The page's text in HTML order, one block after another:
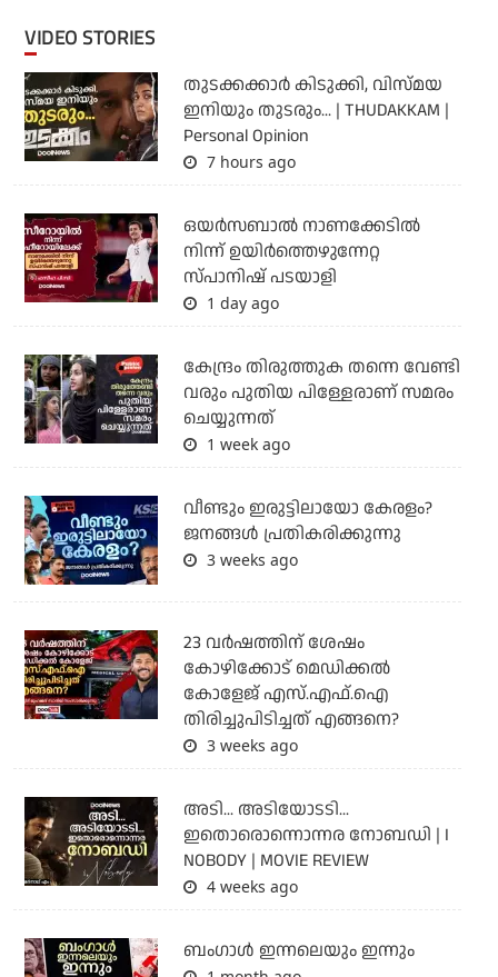
VIDEO STORIES
തുടക്കക്കാര്‍ കിടുക്കി, വിസ്മയ
ഇനിയും തുടരും... | THUDAKKAM |
Personal Opinion
7 hours ago
ഒയര്‍സബാൽ നാണക്കേടിൽ
നിന്ന് ഉയിർത്തെഴുന്നേറ്റ
സ്പാനിഷ് പടയാളി
1 day ago
കേന്ദ്രം തിരുത്തുക തന്നെ വേണ്ടി
വരും പുതിയ പിള്ളേരാണ് സമരം
ചെയ്യുന്നത്
1 week ago
വീണ്ടും ഇരുട്ടിലായോ കേരളം?
ജനങ്ങൾ പ്രതികരിക്കുന്നു
3 weeks ago
23 വർഷത്തിന് ശേഷം
കോഴിക്കോട് മെഡിക്കൽ
കോളേജ് എസ്.എഫ്.ഐ
തിരിച്ചുപിടിച്ചത് എങ്ങനെ?
3 weeks ago
അടി... അടിയോടടി...
ഇതൊരൊന്നൊന്നര നോബഡി | I
NOBODY | MOVIE REVIEW
4 weeks ago
ബംഗാള്‍ ഇന്നലെയും ഇന്നും